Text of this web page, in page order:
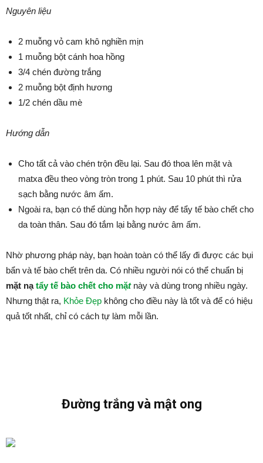
Nguyên liệu
2 muỗng vỏ cam khô nghiền mịn
1 muỗng bột cánh hoa hồng
3/4 chén đường trắng
2 muỗng bột định hương
1/2 chén dầu mè
Hướng dẫn
Cho tất cả vào chén trộn đều lại. Sau đó thoa lên mặt và
matxa đều theo vòng tròn trong 1 phút. Sau 10 phút thì rửa
sạch bằng nước âm ấm.
Ngoài ra, bạn có thể dùng hỗn hợp này để tẩy tế bào chết cho
da toàn thân. Sau đó tắm lại bằng nước âm ấm.
Nhờ phương pháp này, bạn hoàn toàn có thể lấy đi được các bụi
bẩn và tế bào chết trên da. Có nhiều người nói có thể chuẩn bị
mặt nạtẩy tế bào chết cho mặtnày và dùng trong nhiều ngày.
Nhưng thật ra, Khỏe Đẹp không cho điều này là tốt và để có hiệu
quả tốt nhất, chỉ có cách tự làm mỗi lần.
Đường trắng và mật ong